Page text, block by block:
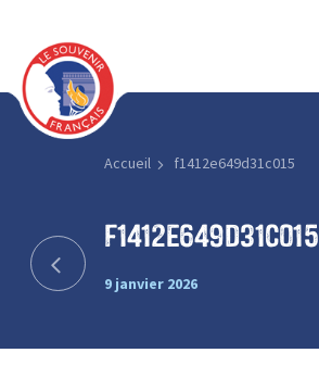
Accueil f1412e649d31c015
f1412e649d31c015
9 janvier 2026